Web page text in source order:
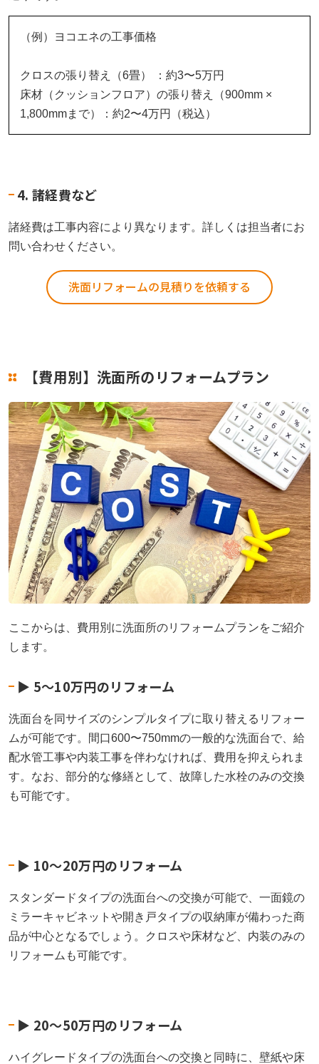
（例）ヨコエネの工事価格
クロスの張り替え（6畳） ：約3〜5万円
床材（クッションフロア）の張り替え（900mm ×
1,800mmまで）：約2〜4万円（税込）
4. 諸経費など
諸経費は工事内容により異なります。詳しくは担当者にお
問い合わせください。
洗面リフォームの見積りを依頼する
【費用別】洗面所のリフォームプラン
ここからは、費用別に洗面所のリフォームプランをご紹介
します。
▶︎ 5〜10万円のリフォーム
洗面台を同サイズのシンプルタイプに取り替えるリフォー
ムが可能です。間口600〜750mmの一般的な洗面台で、給
配水管工事や内装工事を伴わなければ、費用を抑えられま
す。なお、部分的な修繕として、故障した水栓のみの交換
も可能です。
▶︎ 10〜20万円のリフォーム
スタンダードタイプの洗面台への交換が可能で、一面鏡の
ミラーキャビネットや開き戸タイプの収納庫が備わった商
品が中心となるでしょう。クロスや床材など、内装のみの
リフォームも可能です。
▶︎ 20〜50万円のリフォーム
ハイグレードタイプの洗面台への交換と同時に、壁紙や床